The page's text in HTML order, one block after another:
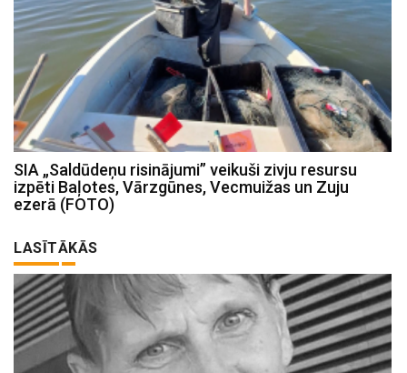
SIA „Saldūdeņu risinājumi” veikuši zivju resursu
izpēti Baļotes, Vārzgūnes, Vecmuižas un Zuju
ezerā (FOTO)
LASĪTĀKĀS